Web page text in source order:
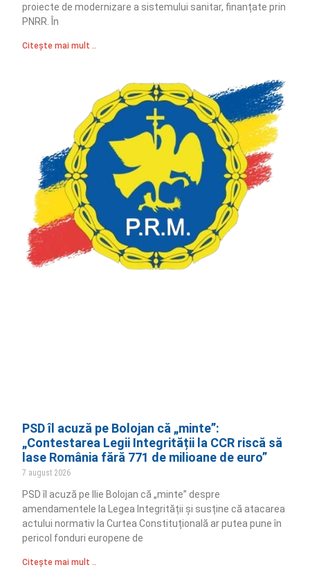
proiecte de modernizare a sistemului sanitar, finanțate prin
PNRR. În
Citește mai mult ..
PSD îl acuză pe Bolojan că „minte”:
„Contestarea Legii Integrității la CCR riscă să
lase România fără 771 de milioane de euro”
7 august 2026
PSD îl acuză pe Ilie Bolojan că „minte” despre
amendamentele la Legea Integrității și susține că atacarea
actului normativ la Curtea Constituțională ar putea pune în
pericol fonduri europene de
Citește mai mult ..